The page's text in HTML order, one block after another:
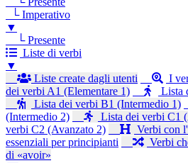
└ Imperativo
▼
└ Presente
Liste di verbi
▼
Liste create dagli utenti
I
dei verbi A1 (Elementare 1)
Lista
Lista dei verbi B1 (Intermedio 1)
(Intermedio 2)
Lista dei verbi C1
verbi C2 (Avanzato 2)
Verbi con l'
essenziali per principianti
Verbi
di «avoir»